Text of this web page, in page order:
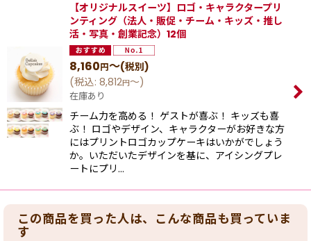
【オリジナルスイーツ】ロゴ・キャラクタープリ
ンティング（法人・販促・チーム・キッズ・推し
活・写真・創業記念）12個
8,160円～(税別)
(税込: 8,812円～)
在庫あり
チーム力を高める！ ゲストが喜ぶ！ キッズも喜
ぶ！ ロゴやデザイン、キャラクターがお好きな方
にはプリントロゴカップケーキはいかがでしょう
か。いただいたデザインを基に、アイシングプレ
ートにプリ…
この商品を買った人は、こんな商品も買っていま
す